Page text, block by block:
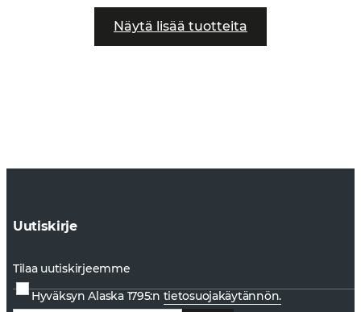
Näytä lisää tuotteita
Uutiskirje
Tilaa uutiskirjeemme
Hyväksyn Alaska 1795:n tietosuojakäytännön.